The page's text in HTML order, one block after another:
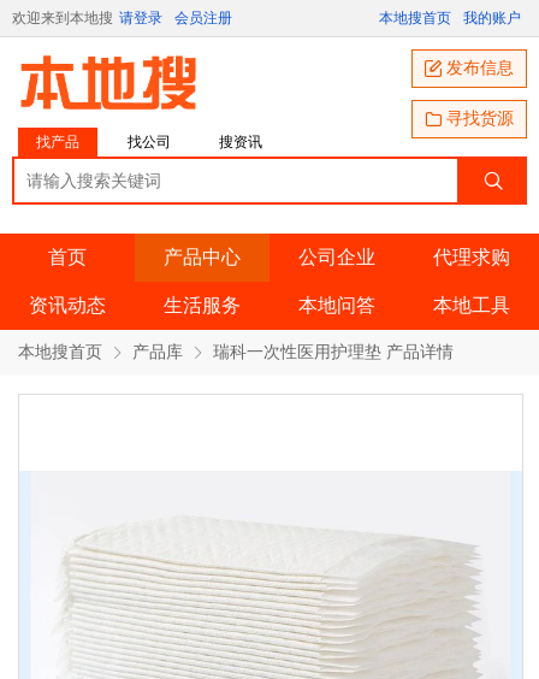
欢迎来到本地搜 请登录 会员注册 本地搜首页 我的账户
找产品 找公司 搜资讯
发布信息
寻找货源
首页 产品中心 公司企业 代理求购
资讯动态 生活服务 本地问答 本地工具
本地搜首页 产品库 瑞科一次性医用护理垫 产品详情